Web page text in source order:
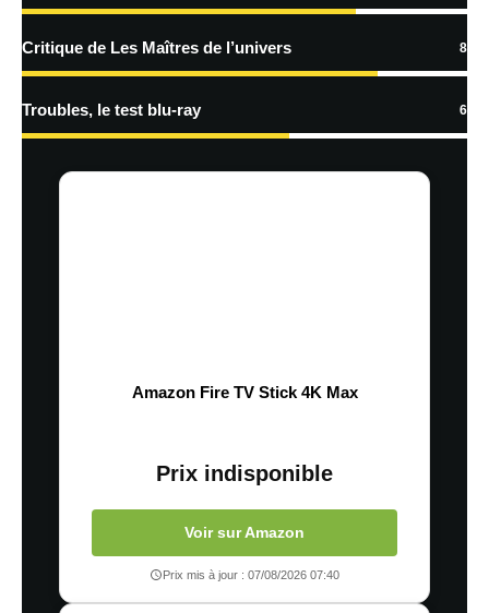
Critique de Les Maîtres de l’univers 8
Troubles, le test blu-ray 6
Amazon Fire TV Stick 4K Max
Prix indisponible
Voir sur Amazon
Prix mis à jour : 07/08/2026 07:40